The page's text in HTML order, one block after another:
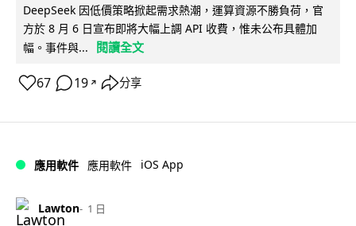
DeepSeek 因低價策略掀起需求熱潮，運算資源不勝負荷，官
方於 8 月 6 日宣布即將大幅上調 API 收費，惟未公布具體加
幅。事件與...
閱讀全文
67 19 ↗ 分享
應用軟件 應用軟件 iOS App
Lawton 1 日